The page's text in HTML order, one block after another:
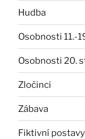
Hudba
Osobnosti 11.-
Osobnosti 20.
Zločinci
Zábava
Fiktivní postavy